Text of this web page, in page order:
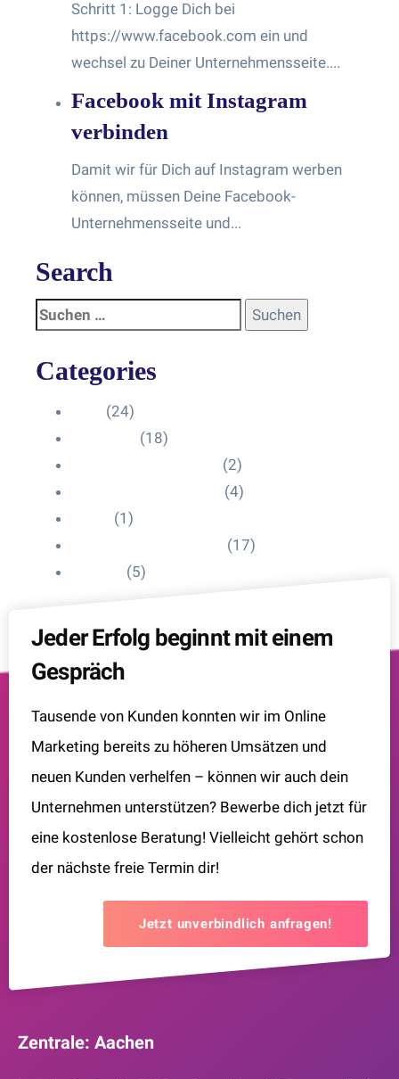
Schritt 1: Logge Dich bei
https://www.facebook.com ein und
wechsel zu Deiner Unternehmensseite....
Facebook mit Instagram
verbinden
Damit wir für Dich auf Instagram werben
können, müssen Deine Facebook-
Unternehmensseite und...
Search
Categories
(24)
(18)
(2)
(4)
(1)
(17)
(5)
Jeder Erfolg beginnt mit einem
Gespräch
Tausende von Kunden konnten wir im Online
Marketing bereits zu höheren Umsätzen und
neuen Kunden verhelfen – können wir auch dein
Unternehmen unterstützen? Bewerbe dich jetzt für
eine kostenlose Beratung! Vielleicht gehört schon
der nächste freie Termin dir!
Jetzt unverbindlich anfragen!
Zentrale: Aachen